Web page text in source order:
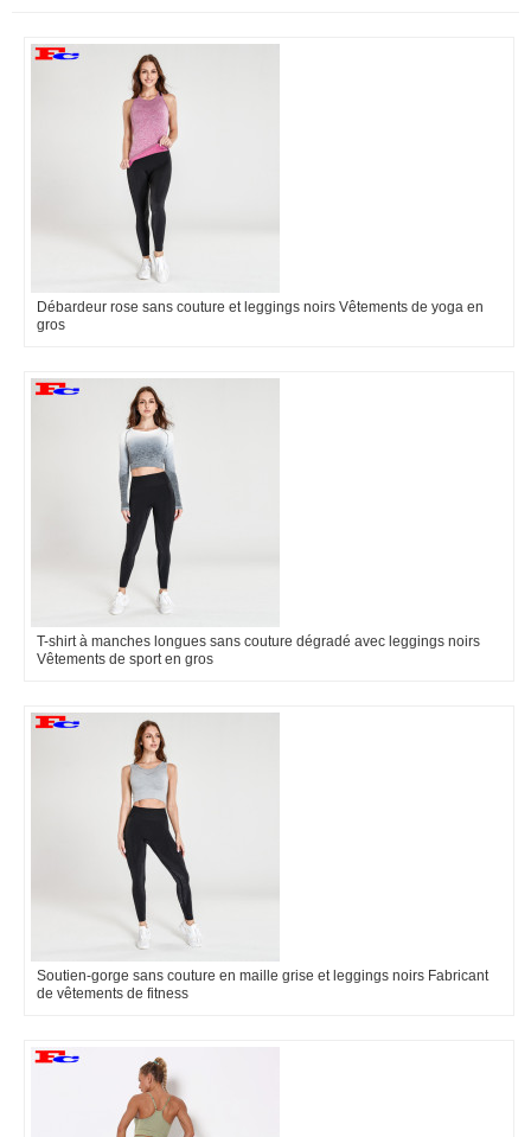
Débardeur rose sans couture et leggings noirs Vêtements de yoga en
gros
T-shirt à manches longues sans couture dégradé avec leggings noirs
Vêtements de sport en gros
Soutien-gorge sans couture en maille grise et leggings noirs Fabricant
de vêtements de fitness